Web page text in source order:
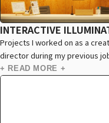
INTERACTIVE
Projects I worked on as a
director during my previous
+ READ MORE +